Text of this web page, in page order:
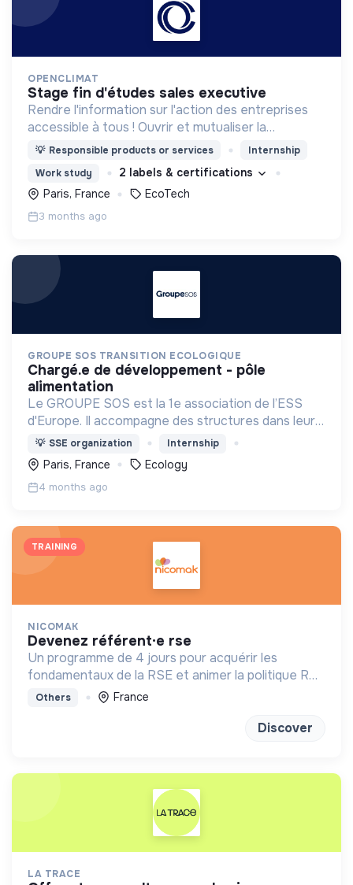
OPENCLIMAT
stage fin d'études sales executive
Rendre l'information sur l'action des entreprises
accessible à tous ! Ouvrir et mutualiser la
connaissance climatique, pour réussir tous
💡 Responsible products or services
Internship
Work study
2 labels & certifications
Paris, France
EcoTech
3 months ago
GROUPE SOS TRANSITION ECOLOGIQUE
chargé.e de développement - pôle
alimentation
Le GROUPE SOS est la 1e association de l’ESS
d'Europe. Il accompagne des structures dans leur
développement pour décupler leur impacts
sociaux, sociétaux, et environnementaux.
💡 SSE organization Internship
Paris, France Ecology
4 months ago
TRAINING
NICOMAK
devenez référent·e rse
Un programme de 4 jours pour acquérir les
fondamentaux de la RSE et animer la politique RSE
de son entreprise.
Others France
Discover
LA TRACE